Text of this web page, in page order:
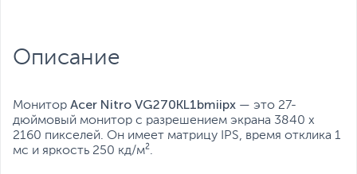
Интерфейс подключения:
Описание
Монитор Acer Nitro VG270KL1bmiipx — это 27-
дюймовый монитор с разрешением экрана 3840 x
2160 пикселей. Он имеет матрицу IPS, время отклика 1
мс и яркость 250 кд/м².